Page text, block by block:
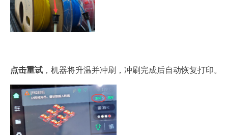
点击重试 ，机器将升温并冲刷，冲刷完成后自动恢复打印。